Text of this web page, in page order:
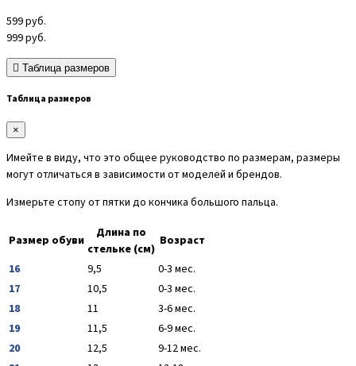
599руб.
999руб.
Таблица размеров
Таблица размеров
×
Имейте в виду, что это общее руководство по размерам, размеры
могут отличаться в зависимости от моделей и брендов.
Измерьте стопу от пятки до кончика большого пальца.
Размер обуви
Длина по
стельке (см)
Возраст
16
9,5
0-3 мес.
17
10,5
0-3 мес.
18
11
3-6 мес.
19
11,5
6-9 мес.
20
12,5
9-12 мес.